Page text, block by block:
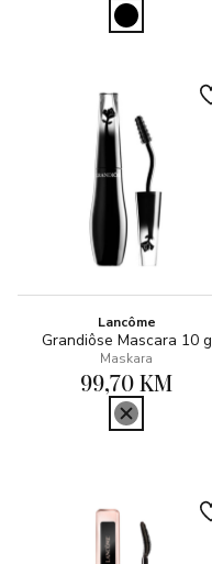
Lancôme
Grandiôse Mascara 10 g
Maskara
99,70 KM